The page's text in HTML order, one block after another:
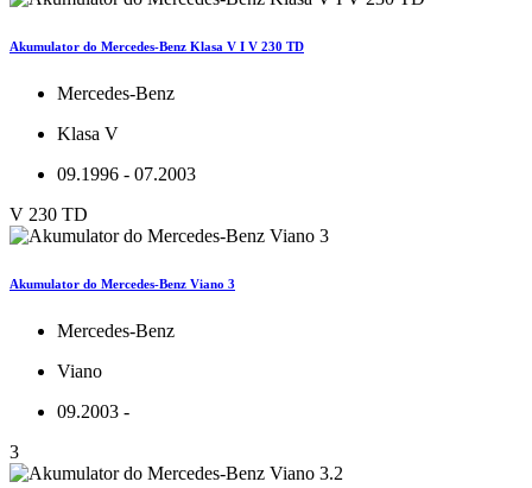
Akumulator do Mercedes-Benz Klasa V I V 230 TD
Mercedes-Benz
Klasa V
09.1996 - 07.2003
V 230 TD
Akumulator do Mercedes-Benz Viano 3
Mercedes-Benz
Viano
09.2003 -
3